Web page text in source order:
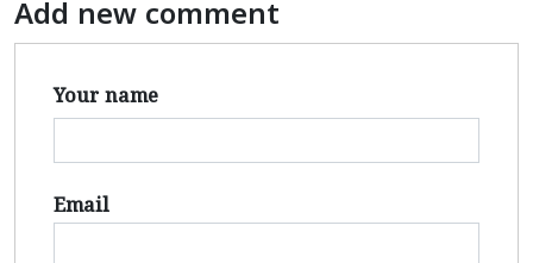
Add new comment
Your name
Email